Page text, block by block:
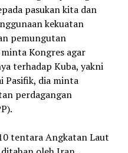
pasukan kita dan
kekuatan
pemungutan
minta Kongres agar
terhadap Kuba, yakni
Pasifik, dia minta
perdagangan
tentara Angkatan Laut